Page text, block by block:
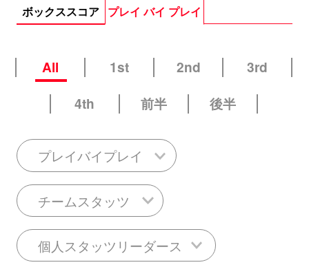
ボックススコア プレイ バイ プレイ
All 1st 2nd
3rd
4th
前半 後半
プレイバイプレイ
チームスタッツ
個人スタッツリーダース